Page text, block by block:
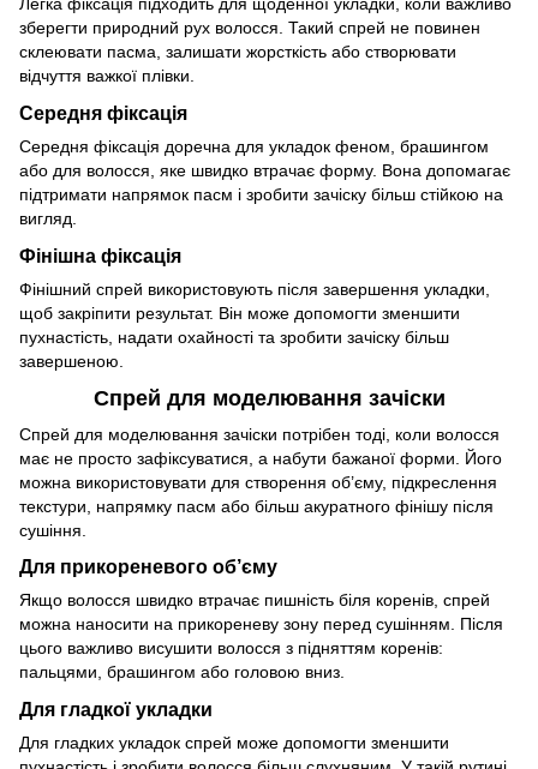
Легка фіксація підходить для щоденної укладки, коли важливо
зберегти природний рух волосся. Такий спрей не повинен
склеювати пасма, залишати жорсткість або створювати
відчуття важкої плівки.
Середня фіксація
Середня фіксація доречна для укладок феном, брашингом
або для волосся, яке швидко втрачає форму. Вона допомагає
підтримати напрямок пасм і зробити зачіску більш стійкою на
вигляд.
Фінішна фіксація
Фінішний спрей використовують після завершення укладки,
щоб закріпити результат. Він може допомогти зменшити
пухнастість, надати охайності та зробити зачіску більш
завершеною.
Спрей для моделювання зачіски
Спрей для моделювання зачіски потрібен тоді, коли волосся
має не просто зафіксуватися, а набути бажаної форми. Його
можна використовувати для створення об’єму, підкреслення
текстури, напрямку пасм або більш акуратного фінішу після
сушіння.
Для прикореневого об’єму
Якщо волосся швидко втрачає пишність біля коренів, спрей
можна наносити на прикореневу зону перед сушінням. Після
цього важливо висушити волосся з підняттям коренів:
пальцями, брашингом або головою вниз.
Для гладкої укладки
Для гладких укладок спрей може допомогти зменшити